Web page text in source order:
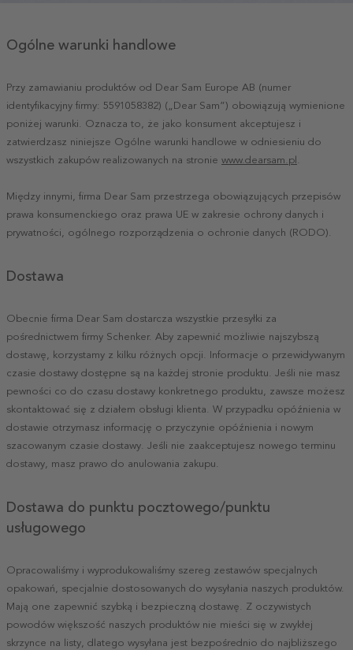
Ogólne warunki handlowe
Przy zamawianiu produktów od Dear Sam Europe AB (numer
identyfikacyjny firmy: 5591058382) („Dear Sam”) obowiązują wymienione
poniżej warunki. Oznacza to, że jako konsument akceptujesz i
zatwierdzasz niniejsze Ogólne warunki handlowe w odniesieniu do
wszystkich zakupów realizowanych na stronie www.dearsam.pl.
Między innymi, firma Dear Sam przestrzega obowiązujących przepisów
prawa konsumenckiego oraz prawa UE w zakresie ochrony danych i
prywatności, ogólnego rozporządzenia o ochronie danych (RODO).
Dostawa
Obecnie firma Dear Sam dostarcza wszystkie przesyłki za
pośrednictwem firmy Schenker. Aby zapewnić możliwie najszybszą
dostawę, korzystamy z kilku różnych opcji. Informacje o przewidywanym
czasie dostawy dostępne są na każdej stronie produktu. Jeśli nie masz
pewności co do czasu dostawy konkretnego produktu, zawsze możesz
skontaktować się z działem obsługi klienta. W przypadku opóźnienia w
dostawie otrzymasz informację o przyczynie opóźnienia i nowym
szacowanym czasie dostawy. Jeśli nie zaakceptujesz nowego terminu
dostawy, masz prawo do anulowania zakupu.
Dostawa do punktu pocztowego/punktu
usługowego
Opracowaliśmy i wyprodukowaliśmy szereg zestawów specjalnych
opakowań, specjalnie dostosowanych do wysyłania naszych produktów.
Mają one zapewnić szybką i bezpieczną dostawę. Z oczywistych
powodów większość naszych produktów nie mieści się w zwykłej
skrzynce na listy, dlatego wysyłana jest bezpośrednio do najbliższego